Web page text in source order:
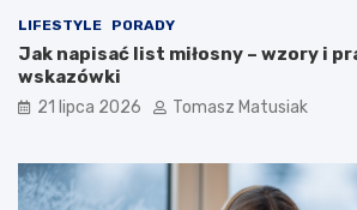
LIFESTYLE PORADY
Jak napisać list miłosny – wzory i
wskazówki
21 lipca 2026 Tomasz Matusiak